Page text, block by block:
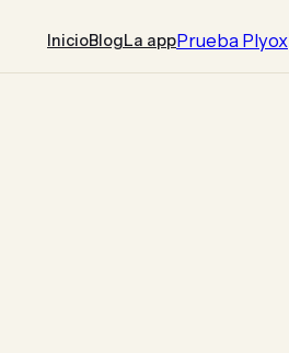
InicioBlogLa appPrueba Plyox